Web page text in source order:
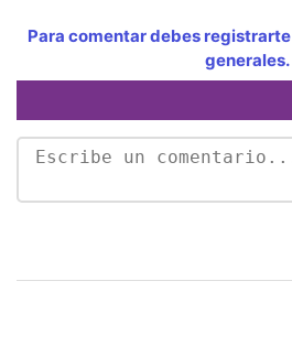
Para comentar debes
generales.